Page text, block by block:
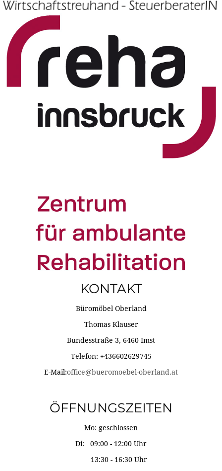
KONTAKT
Büromöbel Oberland
Thomas Klauser
Bundesstraße 3, 6460 Imst
Telefon: +436602629745
E-Mail:office@bueromoebel-oberland.at
ÖFFNUNGSZEITEN
Mo: geschlossen
Di: 09:00 - 12:00 Uhr
13:30 - 16:30 Uhr